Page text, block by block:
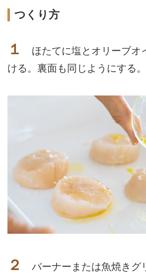
つくり方
１
ほたてに塩とオリーブオ
ける。裏面も同じようにする。
２ バーナーまたは魚焼きグ